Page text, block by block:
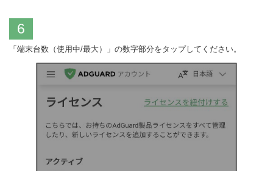
6
「端末台数（使用中/最大）」の数字部分をタップしてください。